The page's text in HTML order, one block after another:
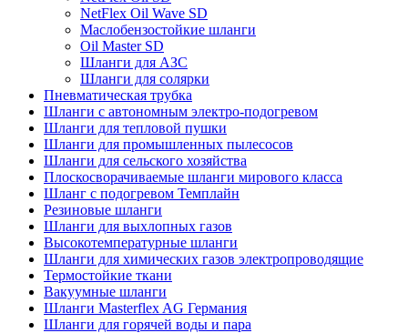
NetFlex Oil Wave SD
Маслобензостойкие шланги
Оil Master SD
Шланги для АЗС
Шланги для солярки
Пневматическая трубка
Шланги с автономным электро-подогревом
Шланги для тепловой пушки
Шланги для промышленных пылесосов
Шланги для сельского хозяйства
Плоскосворачиваемые шланги мирового класса
Шланг с подогревом Темплайн
Резиновые шланги
Шланги для выхлопных газов
Высокотемпературные шланги
Шланги для химических газов электропроводящие
Термостойкие ткани
Вакуумные шланги
Шланги Masterflex AG Германия
Шланги для горячей воды и пара